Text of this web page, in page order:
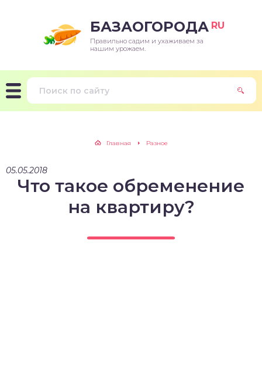
БАЗАОГОРОДА RU
Правильно садим и ухаживаем за
нашим урожаем.
Главная Разное
05.05.2018
Что такое обременение
на квартиру?